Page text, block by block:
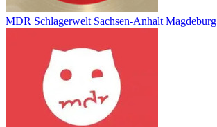
MDR Schlagerwelt Sachsen-Anhalt Magdeburg